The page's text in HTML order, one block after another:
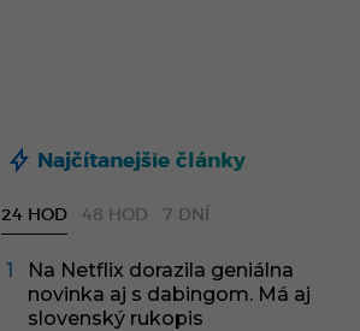
Najčítanejšie články
24 HOD 48 HOD 7 DNÍ
Na Netflix dorazila geniálna
novinka aj s dabingom. Má aj
slovenský rukopis